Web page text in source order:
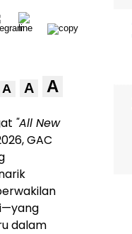
A A A
"All New
GAC
dalam